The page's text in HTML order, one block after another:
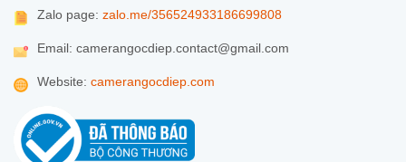
Zalo page: zalo.me/356524933186699808
Email: camerangocdiep.contact@gmail.com
Website: camerangocdiep.com